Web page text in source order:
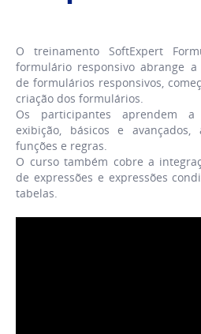
O treinamento SoftExpert
formulário responsivo abrange
de formulários responsivos,
criação dos formulários.
Os participantes aprendem
exibição, básicos e
funções e regras.
O curso também cobre a
de expressões e expressões
tabelas.